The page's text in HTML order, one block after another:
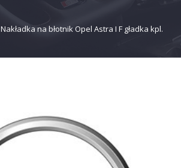
Nakładka na błotnik Opel Astra I F gładka kpl.